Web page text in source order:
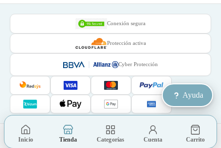
Conexión segura
Protección activa
Cyber Protección
2026Arte21Online.com · Todos los derechos reservados
Aviso legal
Privacidad·Cookies Condiciones de compra
Inicio Tienda Categorías Cuenta Carrito
Ayuda